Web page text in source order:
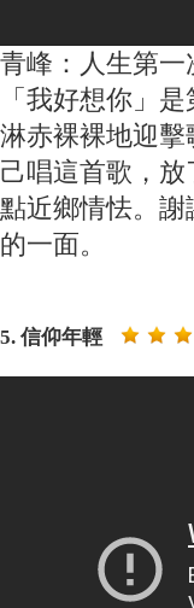
青峰：人生第
「我好想你」
淋赤裸裸地迎
己唱這首歌，
點近鄉情怯。
的一面。
5. 信仰年輕